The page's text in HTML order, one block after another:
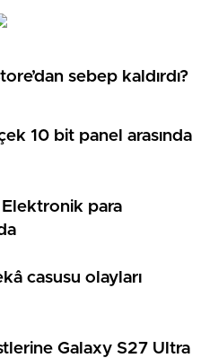
sebep kaldırdı?
10 bit panel arasında
para
casusu olayları
Galaxy S27 Ultra